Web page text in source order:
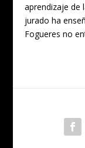
aprendizaje de
jurado ha
Fogueres no